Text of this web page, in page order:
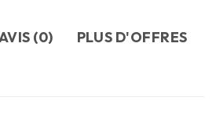
(0)
PLUS D'OFFRES